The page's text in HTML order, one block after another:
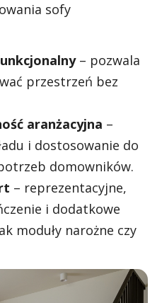
sofy
– pozwala
przestrzeń bez
aranżacyjna –
i dostosowanie do
domowników.
– reprezentacyjne,
i dodatkowe
moduły narożne czy